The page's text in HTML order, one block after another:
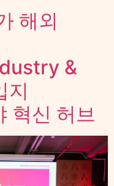
해외
&
지
혁신 허브